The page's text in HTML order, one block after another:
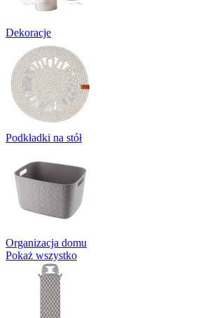
Dekoracje
Podkładki na stół
Organizacja domu
Pokaż wszystko